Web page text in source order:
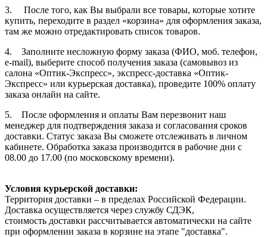
3. После того, как Вы выбрали все товары, которые хотите
купить, переходите в раздел «корзина» для оформления заказа,
там же можно отредактировать список товаров.
4. Заполните несложную форму заказа (ФИО, моб. телефон,
e-mail), выберите способ получения заказа (самовывоз из
салона «Оптик-Экспресс», экспресс-доставка «Оптик-
Экспресс» или курьерская доставка), проведите 100% оплату
заказа онлайн на сайте.
5. После оформления и оплаты Вам перезвонит наш
менеджер для подтверждения заказа и согласования сроков
доставки. Статус заказа Вы сможете отслеживать в личном
кабинете. Обработка заказа производится в рабочие дни с
08.00 до 17.00 (по московскому времени).
Условия курьерской доставки:
Территория доставки – в пределах Российской Федерации.
Доставка осуществляется через службу СДЭК,
стоимость доставки рассчитывается автоматически на сайте
при оформлении заказа в корзине на этапе "доставка".